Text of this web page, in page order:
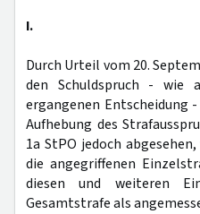
I.
Durch Urteil vom 20.
den Schuldspruch - wie
ergangenen Entscheidung
Aufhebung des
1a StPO jedoch
die angegriffenen
diesen und weiteren
Gesamtstrafe als